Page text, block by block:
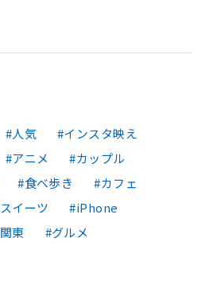
人気
インスタ映え
アニメ
カップル
食べ歩き
カフェ
スイーツ
iPhone
関東 グルメ